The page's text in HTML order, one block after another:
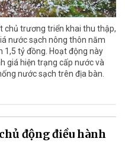
chủ trương triển khai thu thập,
nước sạch nông thôn năm
1,5 tỷ đồng. Hoạt động này
giá hiện trạng cấp nước và
nước sạch trên địa bàn.
động điều hành